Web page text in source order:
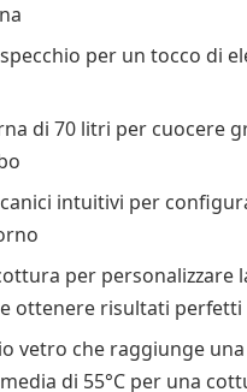
per un tocco di
di 70 litri per cuocere
intuitivi per
per personalizzare
ottenere risultati perfetti
vetro che raggiunge una
di 55°C per una